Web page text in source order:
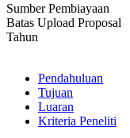
Sumber Pembiayaan
Batas Upload Proposal
Tahun
Pendahuluan
Tujuan
Luaran
Kriteria Peneliti